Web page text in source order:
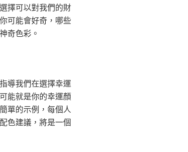
擇可以對我們的財
可能會好奇，哪些
奇色彩。
導我們在選擇幸運
能就是你的幸運顏
單的示例，每個人
色建議，將是一個